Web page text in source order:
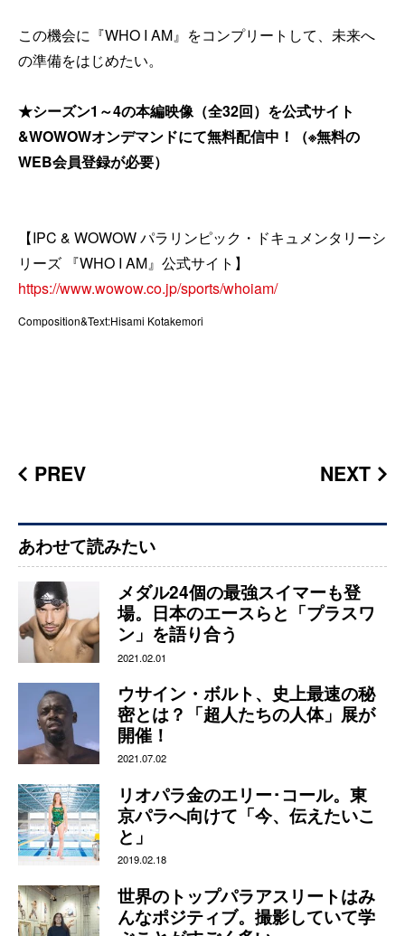
この機会に『WHO I AM』をコンプリートして、未来へ
の準備をはじめたい。
★シーズン1～4の本編映像（全32回）を公式サイト
&WOWOWオンデマンドにて無料配信中！（※無料の
WEB会員登録が必要）
【IPC & WOWOW パラリンピック・ドキュメンタリーシ
リーズ 『WHO I AM』公式サイト】
https://www.wowow.co.jp/sports/whoiam/
Composition&Text:Hisami Kotakemori
PREV NEXT
あわせて読みたい
メダル24個の最強スイマーも登
場。日本のエースらと「プラスワ
ン」を語り合う
2021.02.01
ウサイン・ボルト、史上最速の秘
密とは？「超人たちの人体」展が
開催！
2021.07.02
リオパラ金のエリー･コール。東
京パラへ向けて「今、伝えたいこ
と」
2019.02.18
世界のトップパラアスリートはみ
んなポジティブ。撮影していて学